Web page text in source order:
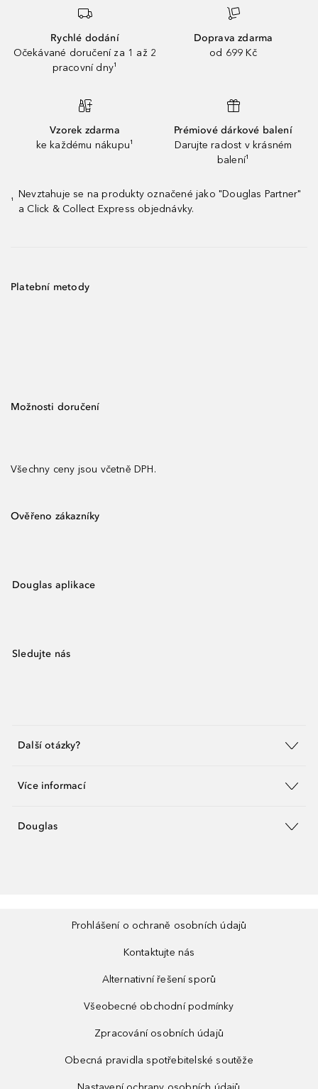
Rychlé dodání
Očekávané doručení za 1 až 2
pracovní dny¹
Doprava zdarma
od 699 Kč
Vzorek zdarma
ke každému nákupu¹
Prémiové dárkové balení
Darujte radost v krásném
balení¹
¹
Nevztahuje se na produkty označené jako "Douglas Partner"
a Click & Collect Express objednávky.
Platební metody
Možnosti doručení
Všechny ceny jsou včetně DPH.
Ověřeno zákazníky
Douglas aplikace
Sledujte nás
Další otázky?
Více informací
Douglas
Prohlášení o ochraně osobních údajů
Kontaktujte nás
Alternativní řešení sporů
Všeobecné obchodní podmínky
Zpracování osobních údajů
Obecná pravidla spotřebitelské soutěže